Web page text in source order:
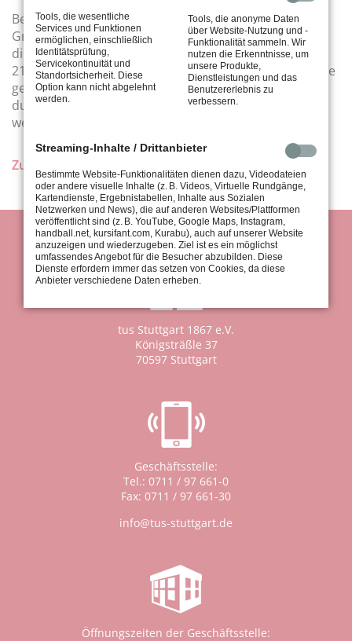
Bei widrigen Wetterbedingungen – Regen und
Graupelschauer bei 4°C – ist Carla Hug erfolgreich in
die Freiluftsaison gestartet. Am Sonntag, den
21.04.2024 konnte sie sich in einem spannenden Finale
gegen ihre Gegnerin schließlich im Matchtiebreak
durchsetzen: 6:4 4:6 10:4. Wir wünschen Carla eine
weiterhin erfolgreiche Sommersaison 2024.
Zurück
tus Stuttgart 1867 e.V.
Königsträßle 37
70597 Stuttgart
Geschäftsstelle:
Tel.: 0711 / 97 661-0
Fax: 0711 / 97 661-30
info@tus-stuttgart.de
Öffnungszeiten der Geschäftsstelle:
Tools, die wesentliche
Services und Funktionen
ermöglichen, einschließlich
Identitätsprüfung,
Servicekontinuität und
Standortsicherheit. Diese
Option kann nicht abgelehnt
werden.
Tools, die anonyme Daten
über Website-Nutzung und -
Funktionalität sammeln. Wir
nutzen die Erkenntnisse, um
unsere Produkte,
Dienstleistungen und das
Benutzererlebnis zu
verbessern.
Streaming-Inhalte / Drittanbieter
Bestimmte Website-Funktionalitäten dienen dazu, Videodateien
oder andere visuelle Inhalte (z. B. Videos, Virtuelle Rundgänge,
Kartendienste, Ergebnistabellen, Inhalte aus Sozialen
Netzwerken und News), die auf anderen Websites/Plattformen
veröffentlicht sind (z. B. YouTube, Google Maps, Instagram,
handball.net, kursifant.com, Kurabu), auch auf unserer Website
anzuzeigen und wiederzugeben. Ziel ist es ein möglichst
umfassendes Angebot für die Besucher abzubilden. Diese
Dienste erfordern immer das setzen von Cookies, da diese
Anbieter verschiedene Daten erheben.